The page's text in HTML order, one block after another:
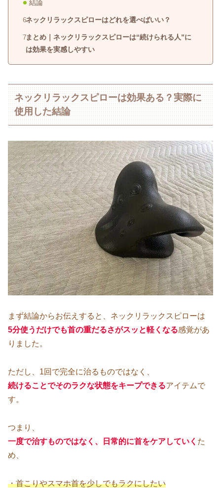
結論
ネックリラックスピローはどれを選べばいい？
まとめ｜ネックリラックスピローは“続けられる人”に
は効果を実感しやすい
ネックリラックスピローは効果ある？実際に
使用した結論
まず結論からお伝えすると、ネックリラックスピローは
5分使うだけでも首の重だるさがスッと軽くなる感覚があ
りました。
ただし、1回で完全に治るものではなく、
続けることでそのラクな状態をキープできるアイテムで
す。
つまり、
一度で治すものではなく、日常的に首をケアしていく た
め、
・首こりやスマホ首を少しでもラクにしたい